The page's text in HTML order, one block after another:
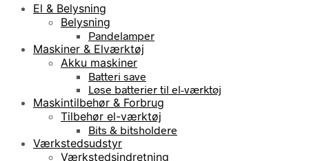
El & Belysning
Belysning
Pandelamper
Maskiner & Elværktøj
Akku maskiner
Batteri save
Løse batterier til el-værktøj
Maskintilbehør & Forbrug
Tilbehør el-værktøj
Bits & bitsholdere
Værkstedsudstyr
Værkstedsindretning